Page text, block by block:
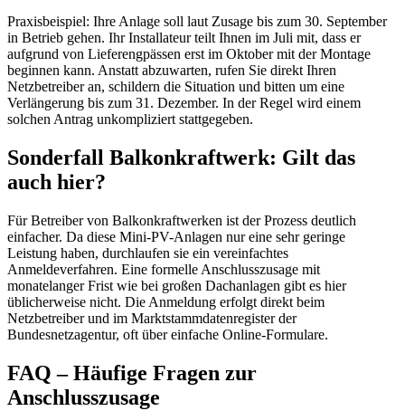
Praxisbeispiel: Ihre Anlage soll laut Zusage bis zum 30. September
in Betrieb gehen. Ihr Installateur teilt Ihnen im Juli mit, dass er
aufgrund von Lieferengpässen erst im Oktober mit der Montage
beginnen kann. Anstatt abzuwarten, rufen Sie direkt Ihren
Netzbetreiber an, schildern die Situation und bitten um eine
Verlängerung bis zum 31. Dezember. In der Regel wird einem
solchen Antrag unkompliziert stattgegeben.
Sonderfall Balkonkraftwerk: Gilt das
auch hier?
Für Betreiber von Balkonkraftwerken ist der Prozess deutlich
einfacher. Da diese Mini-PV-Anlagen nur eine sehr geringe
Leistung haben, durchlaufen sie ein vereinfachtes
Anmeldeverfahren. Eine formelle Anschlusszusage mit
monatelanger Frist wie bei großen Dachanlagen gibt es hier
üblicherweise nicht. Die Anmeldung erfolgt direkt beim
Netzbetreiber und im Marktstammdatenregister der
Bundesnetzagentur, oft über einfache Online-Formulare.
FAQ – Häufige Fragen zur
Anschlusszusage